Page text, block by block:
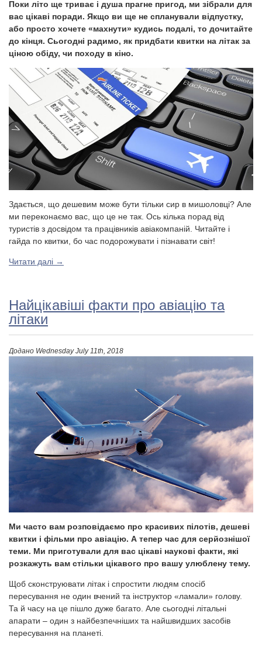
Поки літо ще триває і душа прагне пригод, ми зібрали для
вас цікаві поради. Якщо ви ще не спланували відпустку,
або просто хочете «махнути» кудись подалі, то дочитайте
до кінця. Сьогодні радимо, як придбати квитки на літак за
ціною обіду, чи походу в кіно.
Здається, що дешевим може бути тільки сир в мишоловці? Але
ми переконаємо вас, що це не так. Ось кілька порад від
туристів з досвідом та працівників авіакомпаній. Читайте і
гайда по квитки, бо час подорожувати і пізнавати світ!
Читати далі →
Найцікавіші факти про авіацію та
літаки
Додано Wednesday July 11th, 2018
Ми часто вам розповідаємо про красивих пілотів, дешеві
квитки і фільми про авіацію. А тепер час для серйознішої
теми. Ми приготували для вас цікаві наукові факти, які
розкажуть вам стільки цікавого про вашу улюблену тему.
Щоб сконструювати літак і спростити людям спосіб
пересування не один вчений та інструктор «ламали» голову.
Та й часу на це пішло дуже багато. Але сьогодні літальні
апарати – один з найбезпечніших та найшвидших засобів
пересування на планеті.